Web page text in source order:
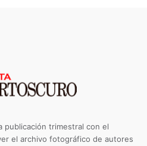
publicación trimestral con el
el archivo fotográfico de autores